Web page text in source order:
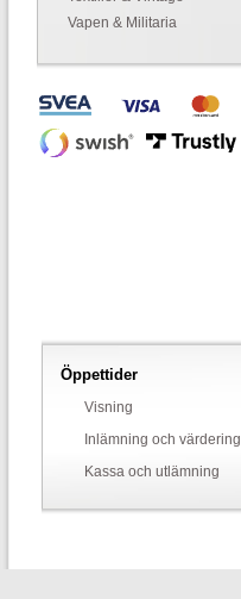
Vapen & Militaria
Öppettider
Visning
Inlämning och värdering
Kassa och utlämning